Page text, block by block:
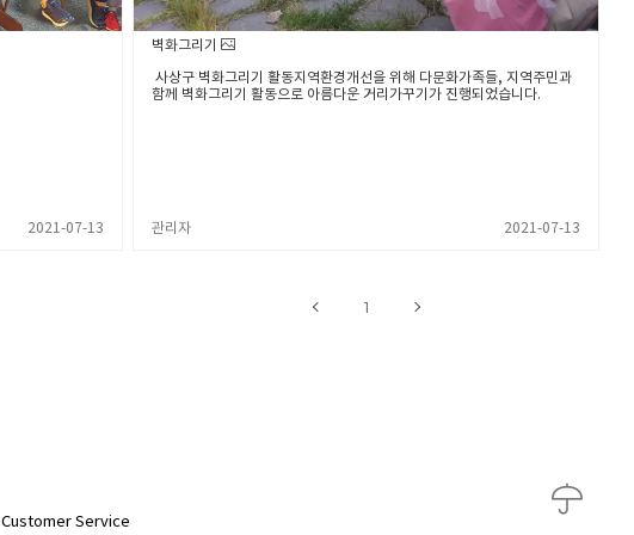
2021-07-13
벽화그리기
사상구 벽화그리기 활동지역환경개선을 위해 다문화가족들, 지역주민과
함께 벽화그리기 활동으로 아름다운 거리가꾸기가 진행되었습니다.
관리자 2021-07-13
1
Customer Service